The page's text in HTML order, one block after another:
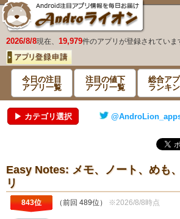
2026/8/8現在、 19,979件のアプリが登録されていま
今日の注目
アプリ一覧
注目の値下
アプリ一覧
総合ア
ランキ
▶ カテゴリ選択
Easy Notes: メモ、ノート、めも
リ
843位 （前回 489位） ※2026/8/8時点